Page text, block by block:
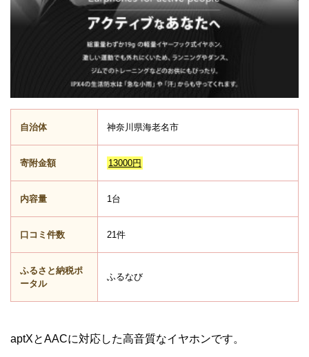
自治体 神奈川県海老名市
寄附金額 13000円
内容量 1台
口コミ件数 21件
ふるさと納税ポ
ータル
ふるなび
aptXとAACに対応した高音質なイヤホンです。